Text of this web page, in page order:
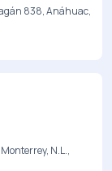
838, Anáhuac,
N.L.,